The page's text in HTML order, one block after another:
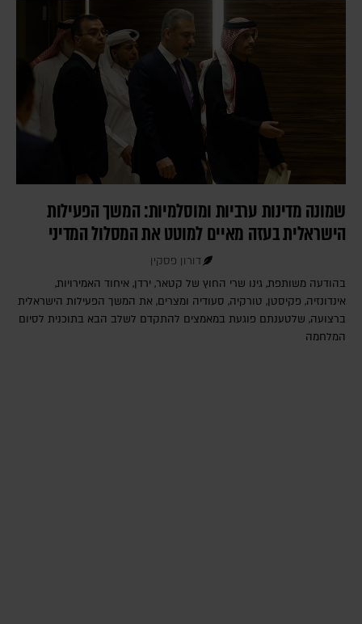
שמונה מדינות ערביות ומוסלמיות: המשך הפעילות
הישראלית בעזה מאיים למוטט את המסלול המדיני
דורון פסקין
בהודעה משותפת, גינו שרי החוץ של קטאר, ירדן, איחוד האמירויות,
אינדונזיה, פקיסטן, טורקיה, סעודיה ומצרים, את המשך הפעילות הישראלית
ברצועה, שלטענתם פוגעת במאמצים להתקדם לשלב הבא בתוכנית לסיום
המלחמה